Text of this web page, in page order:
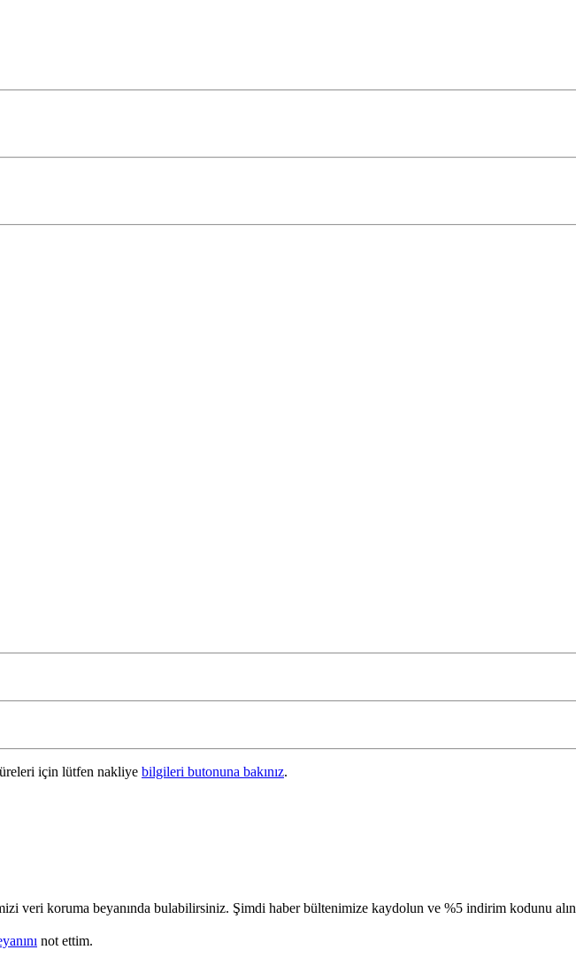
için lütfen nakliye bilgileri butonuna bakınız.
veri koruma beyanında bulabilirsiniz. Şimdi haber bültenimize kaydolun ve %5 indirim kodunu alın
not ettim.